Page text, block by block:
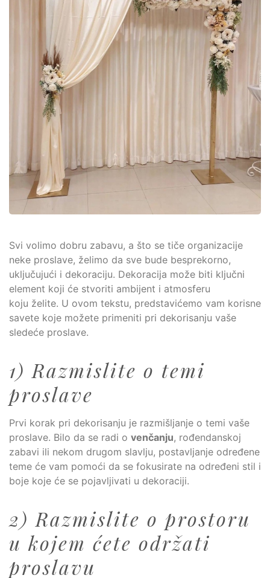
Svi volimo dobru zabavu, a što se tiče organizacije
neke proslave, želimo da sve bude besprekorno,
uključujući i dekoraciju. Dekoracija može biti ključni
element koji će stvoriti ambijent i atmosferu
koju želite. U ovom tekstu, predstavićemo vam korisne
savete koje možete primeniti pri dekorisanju vaše
sledeće proslave.
1) Razmislite o temi
proslave
Prvi korak pri dekorisanju je razmišljanje o temi vaše
proslave. Bilo da se radi o venčanju, rođendanskoj
zabavi ili nekom drugom slavlju, postavljanje određene
teme će vam pomoći da se fokusirate na određeni stil i
boje koje će se pojavljivati u dekoraciji.
2) Razmislite o prostoru
u kojem ćete održati
proslavu